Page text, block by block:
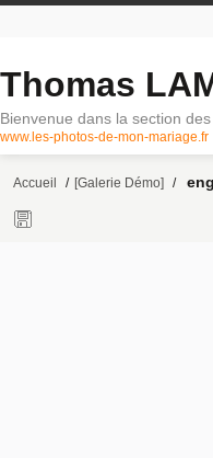
Thomas
Bienvenue dans la section
www.les-photos-de-mon-mariage.fr
Accueil / [Galerie Démo] /